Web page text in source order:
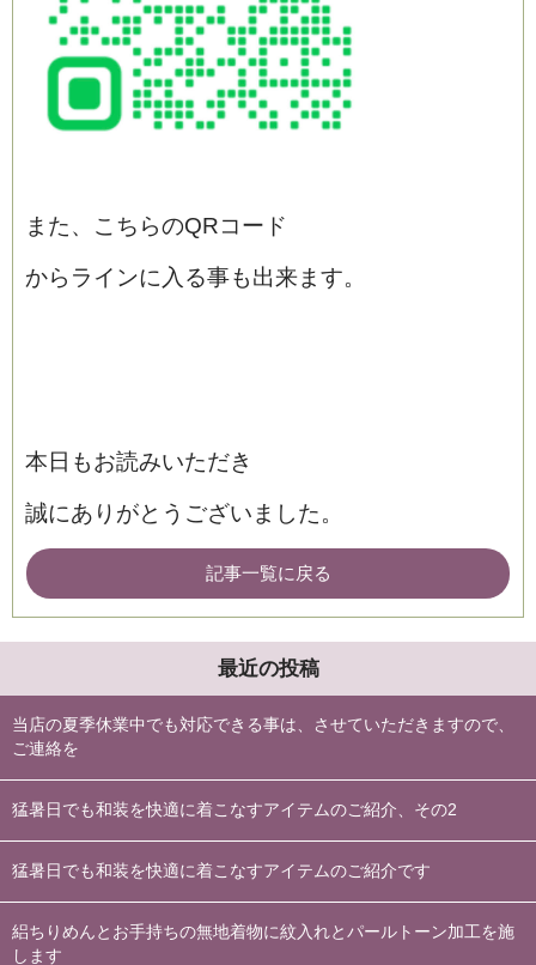
また、こちらのQRコード
からラインに入る事も出来ます。
本日もお読みいただき
誠にありがとうございました。
記事一覧に戻る
最近の投稿
当店の夏季休業中でも対応できる事は、させていただきますので、
ご連絡を
猛暑日でも和装を快適に着こなすアイテムのご紹介、その2
猛暑日でも和装を快適に着こなすアイテムのご紹介です
絽ちりめんとお手持ちの無地着物に紋入れとパールトーン加工を施
します